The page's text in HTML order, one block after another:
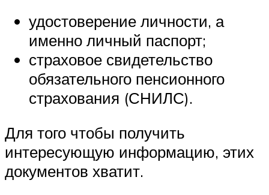
удостоверение личности, а
именно личный паспорт;
страховое свидетельство
обязательного пенсионного
страхования (СНИЛС).
Для того чтобы получить
интересующую информацию, этих
документов хватит.